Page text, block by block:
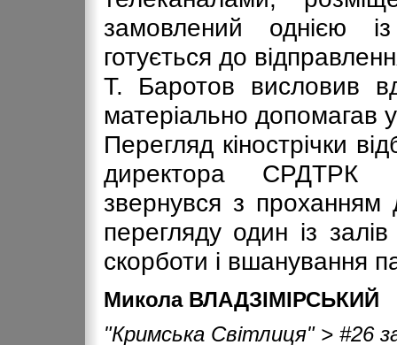
замовлений однією
готується до
Т. Баротов висловив
матеріально допомагав
Перегляд кінострічки
директора СРДТРК
звернувся з проханням
перегляду один із
скорботи і вшанування
Микола ВЛАДЗІМІРСЬКИЙ
"Кримська Свiтлиця" > #26